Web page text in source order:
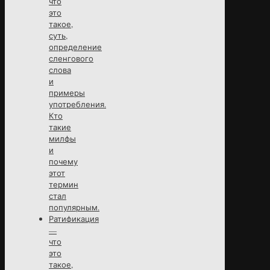
это
такое,
суть,
определение
сленгового
слова
и
примеры
употребления.
Кто
такие
милфы
и
почему
этот
термин
стал
популярным.
Ратификация
—
что
это
такое,